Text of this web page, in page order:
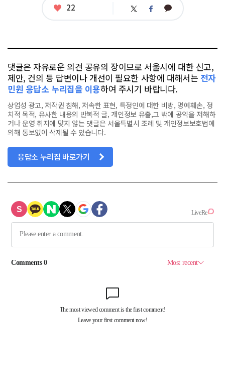
좋
22 트 페 카
댓글은 자유로운 의견 공유의 장이므로 서울시에 대한 신고,
제안, 건의 등 답변이나 개선이 필요한 사항에 대해서는 전자
민원 응답소 누리집을 이용하여 주시기 바랍니다.
상업성 광고, 저작권 침해, 저속한 표현, 특정인에 대한 비방, 명예훼손, 정
치적 목적, 유사한 내용의 반복적 글, 개인정보 유출,그 밖에 공익을 저해하
거나 운영 취지에 맞지 않는 댓글은 서울특별시 조례 및 개인정보보호법에
의해 통보없이 삭제될 수 있습니다.
응답소 누리집 바로가기